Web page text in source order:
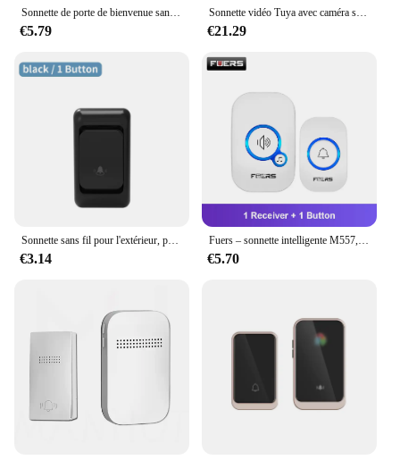
Sonnette de porte de bienvenue sans fil pour maison intelligente, 36 sonneries, longue distance de 300m, porte de maison extérieure, kit électronique tendance, batterie gratuite
€5.79
Sonnette vidéo Tuya avec caméra sans fil, Wi-Fi, HD, interphone vidéo de sécurité IR, téléphone extérieur, sonnette de porte
€21.29
Sonnette sans fil pour l'extérieur, prise US/EU, 38 sonneries, mélodies étanches, portée 150m, maison, tendance, kit de bienvenue
€3.14
Fuers – sonnette intelligente M557, carillon sans fil, étanche, pour la maison, 32 chansons, alarme avec batterie
€5.70